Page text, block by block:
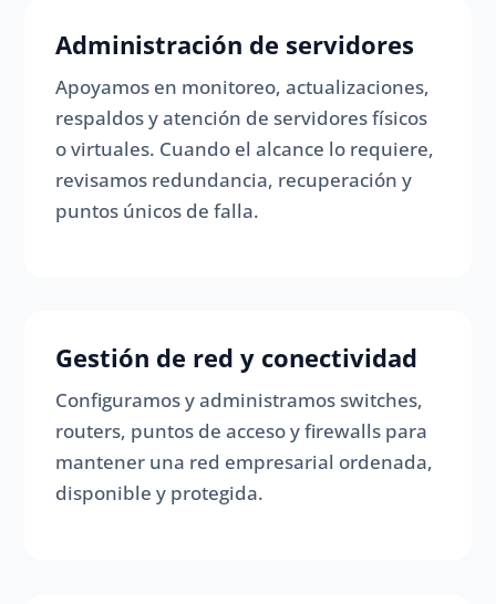
Administración de servidores
Apoyamos en monitoreo, actualizaciones,
respaldos y atención de servidores físicos
o virtuales. Cuando el alcance lo requiere,
revisamos redundancia, recuperación y
puntos únicos de falla.
Gestión de red y conectividad
Configuramos y administramos switches,
routers, puntos de acceso y firewalls para
mantener una red empresarial ordenada,
disponible y protegida.